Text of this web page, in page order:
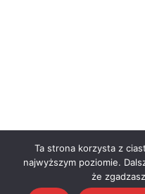
Ta strona korzysta z
najwyższym poziomie.
że